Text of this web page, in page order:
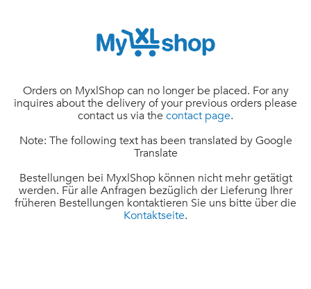
Orders on MyxlShop can no longer be placed. For any
inquires about the delivery of your previous orders please
contact us via the contact page.
Note: The following text has been translated by Google
Translate
Bestellungen bei MyxlShop können nicht mehr getätigt
werden. Für alle Anfragen bezüglich der Lieferung Ihrer
früheren Bestellungen kontaktieren Sie uns bitte über die
Kontaktseite.